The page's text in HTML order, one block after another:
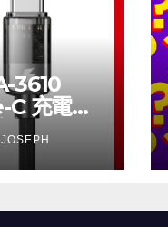
3610
充電線
價
JOSEPH